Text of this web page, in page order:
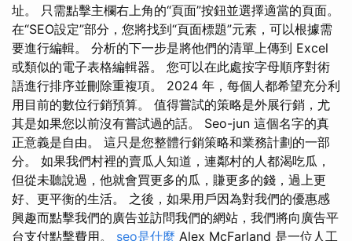
址。 只需點擊主欄右上角的“頁面”按鈕並選擇適當的頁面。
在“SEO設定”部分，您將找到“頁面標題”元素，可以根據需
要進行編輯。 分析的下一步是將他們的清單上傳到 Excel
或類似的電子表格編輯器。 您可以在此處按字母順序對術
語進行排序並刪除重複項。 2024 年，每個人都希望充分利
用目前的數位行銷預算。 值得嘗試的策略是外展行銷，尤
其是如果您以前沒有嘗試過的話。 Seo-jun 這個名字的真
正意義是自由。 這只是您整體行銷策略和業務計劃的一部
分。 如果我們村裡的賣瓜人知道，連鄰村的人都渴吃瓜，
但從未聽說過，他就會買更多的瓜，賺更多的錢，過上更
好、更平衡的生活。 之後，如果用戶因為對我們的優惠感
興趣而點擊我們的廣告並訪問我們的網站，我們將向廣告平
台支付點擊費用。 seo是什麼 Alex McFarland 是一位人工